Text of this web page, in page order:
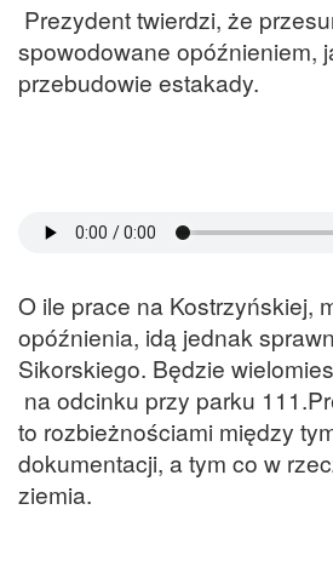
Prezydent twierdzi, że
spowodowane opóźnieniem,
przebudowie estakady.
O ile prace na Kostrzyńskiej,
opóźnienia, idą jednak
Sikorskiego. Będzie
na odcinku przy parku
to rozbieżnościami między
dokumentacji, a tym co w
ziemia.